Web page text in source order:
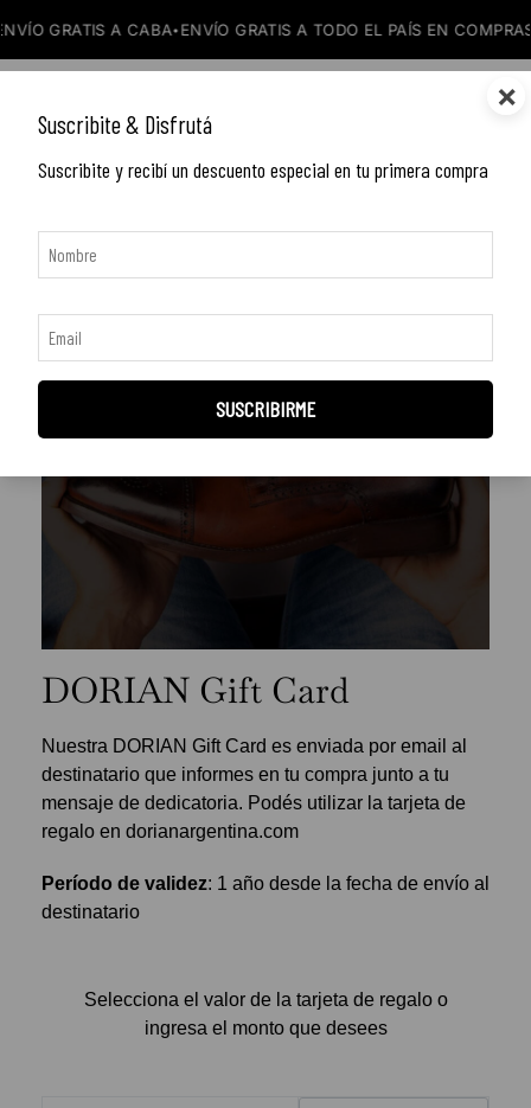
×
Suscribite & Disfrutá
Suscribite y recibí un descuento especial en tu primera compra
SUSCRIBIRME
GRATIS A CABA•ENVÍO GRATIS A TODO EL PAÍS EN COMPRAS
0
DORIAN Gift Card
Nuestra DORIAN Gift Card es enviada por email al
destinatario que informes en tu compra junto a tu
mensaje de dedicatoria. Podés utilizar la tarjeta de
regalo en dorianargentina.com
Período de validez: 1 año desde la fecha de envío al
destinatario
Selecciona el valor de la tarjeta de regalo o
ingresa el monto que desees